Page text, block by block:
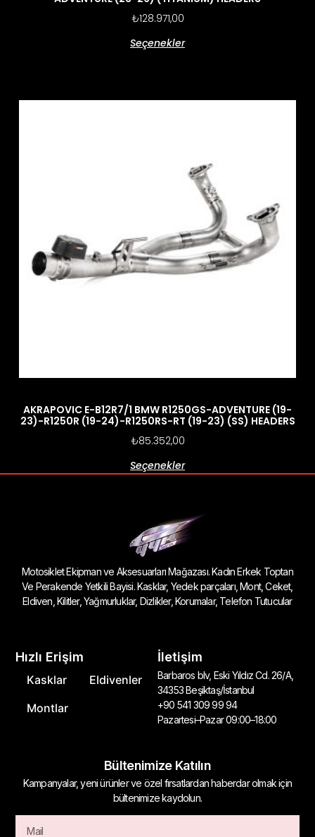
₺128.971,00
Seçenekler
AKRAPOVIC E-B12R7/1 BMW R1250GS-ADVENTURE (19-
23)-R1250R (19-24)-R1250RS-RT (19-23) (SS) HEADERS
₺85.352,00
Seçenekler
Motosiklet Ekipman ve Aksesuarları Mağazası. Kadın Erkek Toptan
Ve Perakende Yetkili Bayisi. Kasklar, Yedek parçaları, Mont, Ceket,
Eldiven, Kilitler, Yağmurluklar, Dizlikler, Korumalar, Telefon Tutucular
Hızlı Erişim
Kasklar
Eldivenler
Montlar
İletişim
Barbaros blv, Eski Yıldız Cd. 26/A,
34353 Beşiktaş/İstanbul
+90 541 309 99 94
Pazartesi–Pazar 09:00–18:00
Bültenimize Katılın
Kampanyalar, yeni ürünler ve özel fırsatlardan haberdar olmak için
bültenimize kaydolun.